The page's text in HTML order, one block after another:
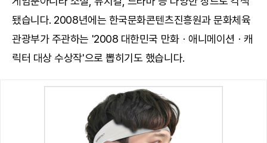
됐습니다. 2008년에는 한국문화콘텐츠진흥원과 문화체육
관광부가 주관하는 '2008 대한민국 만화ㆍ애니메이션ㆍ캐
릭터 대상 수상작'으로 뽑히기도 했습니다.